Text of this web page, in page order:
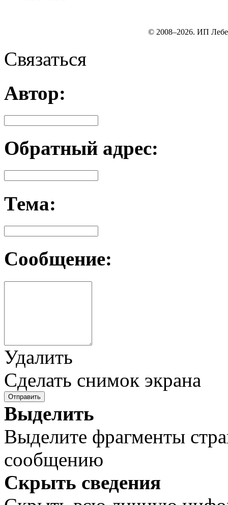
© 2008–2026. ИП
Связаться
Автор:
Обратный адрес:
Тема:
Сообщение:
Удалить
Сделать снимок экрана
Отправить
Выделить
Выделите фрагменты
сообщению
Скрыть сведения